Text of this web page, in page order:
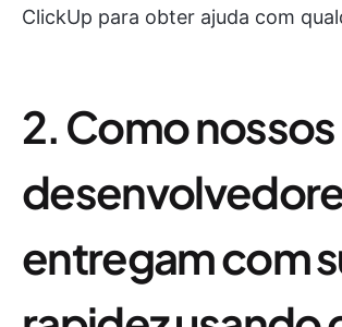
ClickUp para obter ajuda com
2. Como nossos
entregam com